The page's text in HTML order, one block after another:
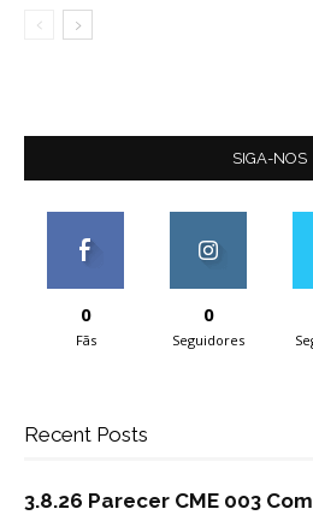
SIGA-NOS
0
Fãs
0
Seguidores
Recent Posts
3.8.26 Parecer CME 003